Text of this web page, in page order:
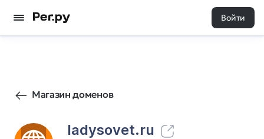
Войти
Магазин доменов
ladysovet.ru
147 0